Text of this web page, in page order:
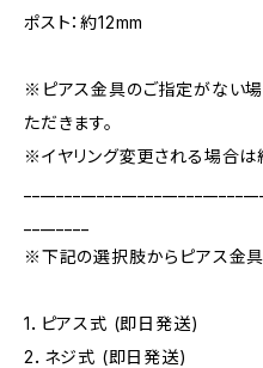
ポスト：約12mm
※ピアス金具のご指定がない
ただきます。
※イヤリング変更される場合は
※下記の選択肢からピアス金具
1．ピアス式 (即日発送)
2．ネジ式 (即日発送)